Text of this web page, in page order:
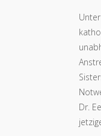
Dr.